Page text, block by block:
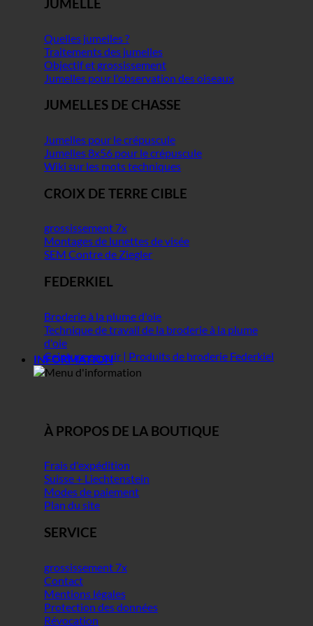
JUMELLE
Quelles jumelles ?
Traitements des jumelles
Objectif et grossissement
Jumelles pour l'observation des oiseaux
JUMELLES DE CHASSE
Jumelles pour le crépuscule
Jumelles 8x56 pour le crépuscule
Wiki sur les mots techniques
CROIX DE TERRE CIBLE
grossissement 7x
Montages de lunettes de visée
SEM Contre de Ziegler
FEDERKIEL
Broderie à la plume d'oie
Technique de travail de la broderie à la plume
d'oie
Ceinture en cuir | Produits de broderie Federkiel
INFORMATION
À PROPOS DE LA BOUTIQUE
Frais d'expédition
Suisse + Liechtenstein
Modes de paiement
Plan du site
SERVICE
grossissement 7x
Contact
Mentions légales
Protection des données
Révocation